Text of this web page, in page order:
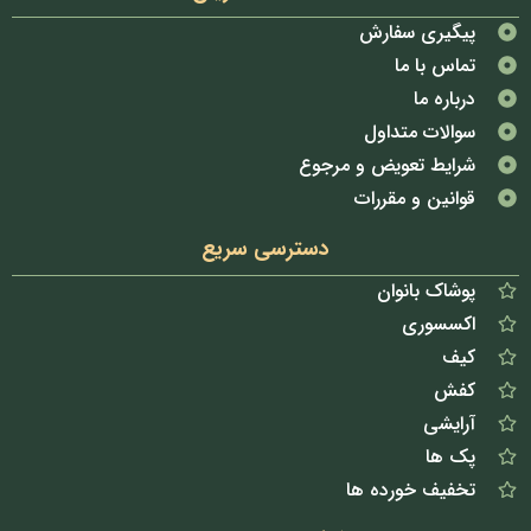
پیگیری سفارش
تماس با ما
درباره ما
سوالات متداول
شرایط تعویض و مرجوع
قوانین و مقررات
دسترسی سریع
پوشاک بانوان
اکسسوری
کیف
کفش
آرایشی
پک ها
تخفیف خورده ها